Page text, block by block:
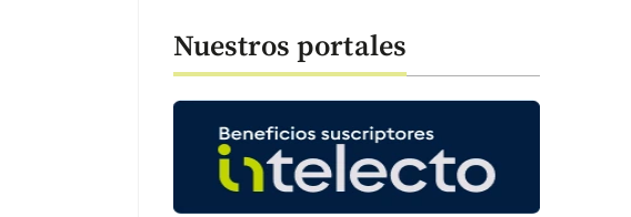
Nuestros portales